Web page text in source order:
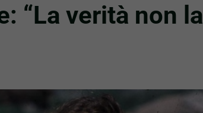
“La verità non la